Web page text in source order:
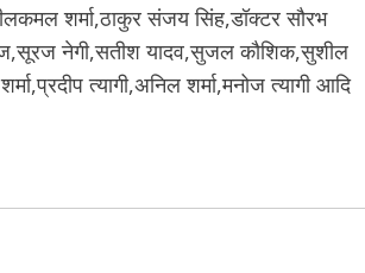
शर्मा,ठाकुर संजय सिंह,डॉक्टर सौरभ
नेगी,सतीश यादव,सुजल कौशिक,सुशील
त्यागी,अनिल शर्मा,मनोज त्यागी आदि